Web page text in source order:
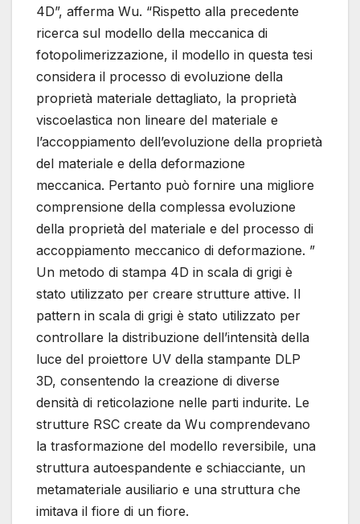
4D”, afferma Wu. “Rispetto alla precedente
ricerca sul modello della meccanica di
fotopolimerizzazione, il modello in questa tesi
considera il processo di evoluzione della
proprietà materiale dettagliato, la proprietà
viscoelastica non lineare del materiale e
l’accoppiamento dell’evoluzione della proprietà
del materiale e della deformazione
meccanica. Pertanto può fornire una migliore
comprensione della complessa evoluzione
della proprietà del materiale e del processo di
accoppiamento meccanico di deformazione. ”
Un metodo di stampa 4D in scala di grigi è
stato utilizzato per creare strutture attive. Il
pattern in scala di grigi è stato utilizzato per
controllare la distribuzione dell’intensità della
luce del proiettore UV della stampante DLP
3D, consentendo la creazione di diverse
densità di reticolazione nelle parti indurite. Le
strutture RSC create da Wu comprendevano
la trasformazione del modello reversibile, una
struttura autoespandente e schiacciante, un
metamateriale ausiliario e una struttura che
imitava il fiore di un fiore.